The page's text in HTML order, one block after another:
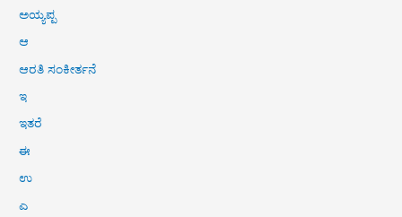
ಅಯ್ಯಪ್ಪ
ಆ
ಆರತಿ ಸಂಕೀರ್ತನೆ
ಇ
ಇತರೆ
ಈ
ಉ
ಎ